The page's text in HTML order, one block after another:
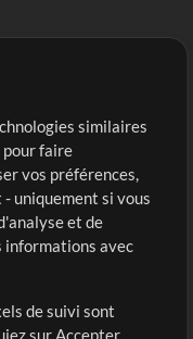
similaires
pour faire
vos préférences,
uniquement si vous
et de
informations avec
de suivi sont
sur Accepter